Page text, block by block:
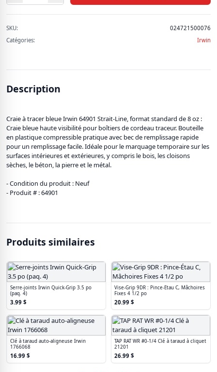
Voir tous les produits
SKU:
024721500076
Catégories:
Irwin
Description
Craie à tracer bleue Irwin 64901 Strait-Line, format standard de 8 oz :
Craie bleue haute visibilité pour boîtiers de cordeau traceur. Bouteille
en plastique compressible pratique avec bec de remplissage rapide
pour un remplissage facile. Idéale pour le marquage temporaire sur les
surfaces intérieures et extérieures, y compris le bois, les cloisons
sèches, le béton, la pierre et le métal.
- Condition du produit : Neuf
- Produit # : 64901
Produits similaires
Serre-joints Irwin Quick-Grip 3.5 po
(paq. 4)
3.99 $
Vise-Grip 9DR : Pince-Étau C, Mâchoires
Fixes 4 1/2 po
20.99$
Clé à taraud auto-aligneuse Irwin
1766068
16.99 $
TAP RAT WR #0-1/4 Clé à taraud à cliquet
21201
26.99$